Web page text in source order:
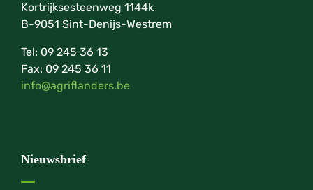
Kortrijksesteenweg 1144k
B-9051 Sint-Denijs-Westrem
Tel: 09 245 36 13
Fax: 09 245 36 11
info@agriflanders.be
Nieuwsbrief